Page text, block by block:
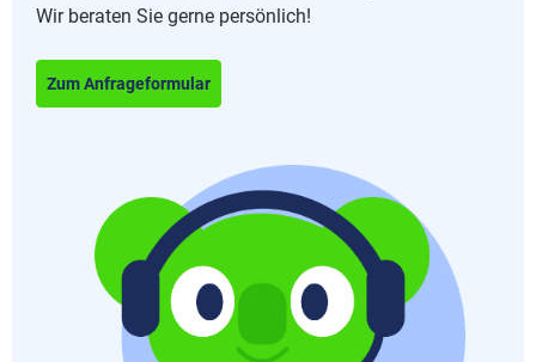
Wir beraten Sie gerne persönlich!
Zum Anfrageformular